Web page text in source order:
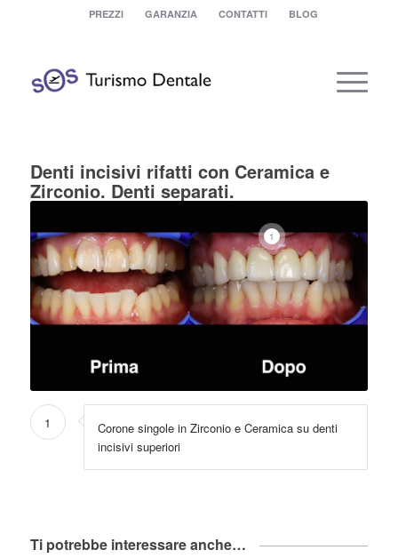
PREZZI GARANZIA CONTATTI BLOG
Denti incisivi rifatti con Ceramica e
Zirconio. Denti separati.
1
1
Corone singole in Zirconio e Ceramica su denti
incisivi superiori
Ti potrebbe interessare anche…